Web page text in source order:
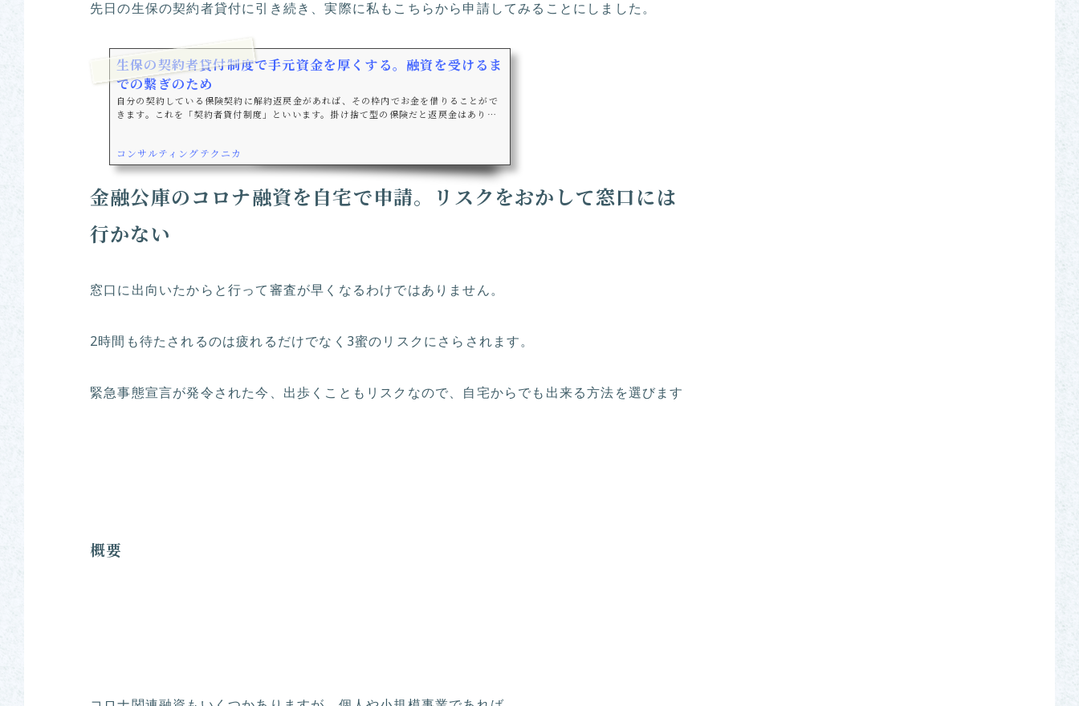
先日の生保の契約者貸付に引き続き、実際に私もこちらから申請してみることにしました。
生保の契約者貸付制度で手元資金を厚くする。融資を受けるま
での繋ぎのため
自分の契約している保険契約に解約返戻金があれば、その枠内でお金を借りることがで
きます。これを「契約者貸付制度」といいます。掛け捨て型の保険だと返戻金はありま
コンサルティングテクニカ
金融公庫のコロナ融資を自宅で申請。リスクをおかして窓口には
行かない
窓口に出向いたからと行って審査が早くなるわけではありません。
2時間も待たされるのは疲れるだけでなく3蜜のリスクにさらされます。
緊急事態宣言が発令された今、出歩くこともリスクなので、自宅からでも出来る方法を選びます
概要